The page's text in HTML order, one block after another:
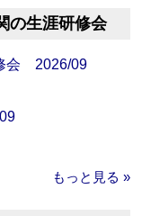
の生涯研修会
会 2026/09
もっと見る »